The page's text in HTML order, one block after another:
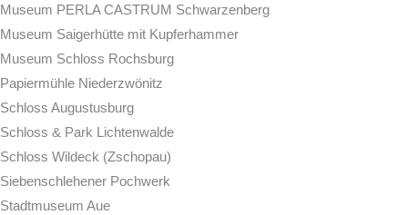
Museum PERLA CASTRUM Schwarzenberg
Museum Saigerhütte mit Kupferhammer
Museum Schloss Rochsburg
Papiermühle Niederzwönitz
Schloss Augustusburg
Schloss & Park Lichtenwalde
Schloss Wildeck (Zschopau)
Siebenschlehener Pochwerk
Stadtmuseum Aue